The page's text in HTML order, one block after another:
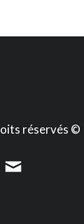
réservés ©